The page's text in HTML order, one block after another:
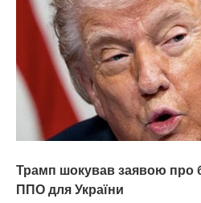
Трамп шокував заявою про
ППО для України